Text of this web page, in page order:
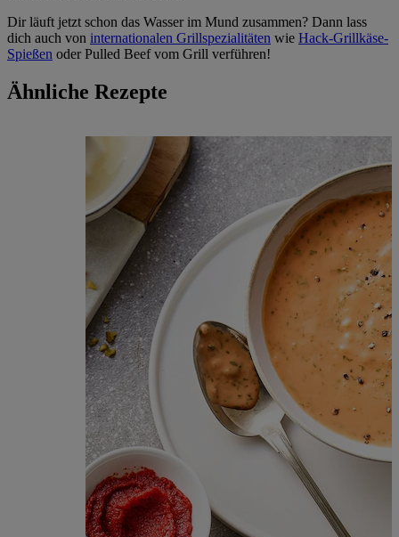
Dir läuft jetzt schon das Wasser im Mund zusammen? Dann lass
dich auch von internationalen Grillspezialitäten wie Hack-Grillkäse-
Spießen oder Pulled Beef vom Grill verführen!
Ähnliche Rezepte